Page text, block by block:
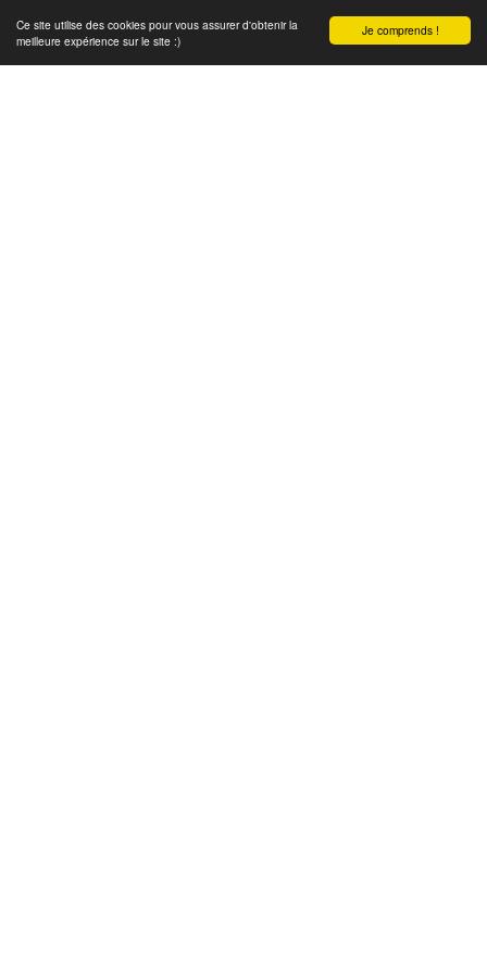
Je comprends !
Ce site utilise des cookies pour vous assurer d'obtenir la
meilleure expérience sur le site :)